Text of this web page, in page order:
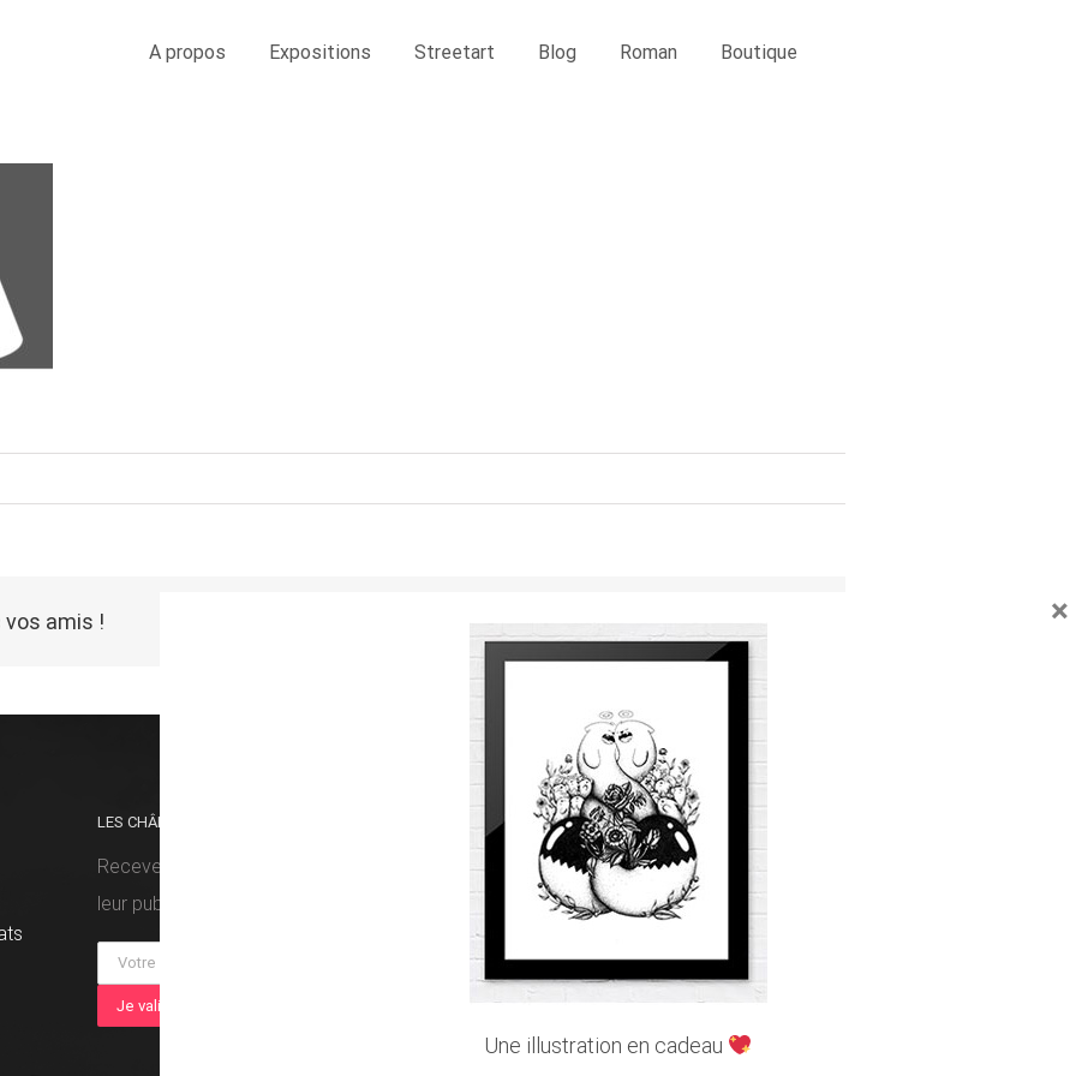
A propos Expositions Streetart Blog Roman Boutique
vos amis !
LES CHÂMES VOUS FONT DU BIEN ?
Recevez nos prochaines histoires dès
leur publication !
RETROUVEZ-NOUS SUR LES RÉSEAUX
Une illustration en cadeau
×